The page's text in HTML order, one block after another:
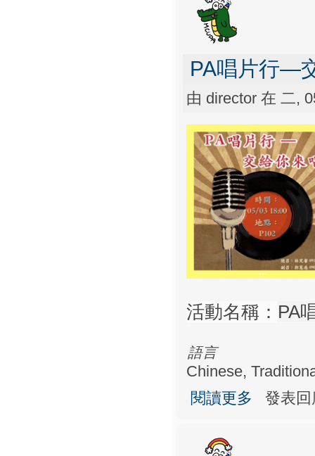
PA唱片行—
由 director在 二,
活動名稱： PA
語言
Chinese,
閱讀更多
關於PA唱片行
發表